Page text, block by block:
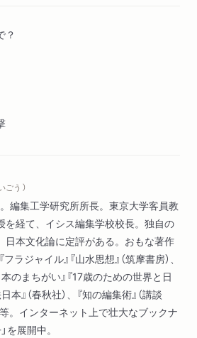
？
ごう ）
編集工学研究所所長。東京大学客員教
を経て、イシス編集学校校長。独自の
日本文化論に定評がある。おもな著作
フラジャイル』『山水思想』（筑摩書房）、
のまちがい』『17歳のための世界と日
』（春秋社）、『知の編集術』（講談
等。インターネット上で壮大なブックナ
を展開中。